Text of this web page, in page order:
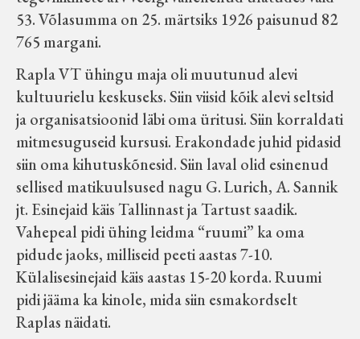
53. Võlasumma on 25. märtsiks 1926 paisunud 82
765 margani.
Rapla VT ühingu maja oli muutunud alevi
kultuurielu keskuseks. Siin viisid kõik alevi seltsid
ja organisatsioonid läbi oma üritusi. Siin korraldati
mitmesuguseid kursusi. Erakondade juhid pidasid
siin oma kihutuskõnesid. Siin laval olid esinenud
sellised matikuulsused nagu G. Lurich, A. Sannik
jt. Esinejaid käis Tallinnast ja Tartust saadik.
Vahepeal pidi ühing leidma “ruumi” ka oma
pidude jaoks, milliseid peeti aastas 7-10.
Külalisesinejaid käis aastas 15-20 korda. Ruumi
pidi jääma ka kinole, mida siin esmakordselt
Raplas näidati.